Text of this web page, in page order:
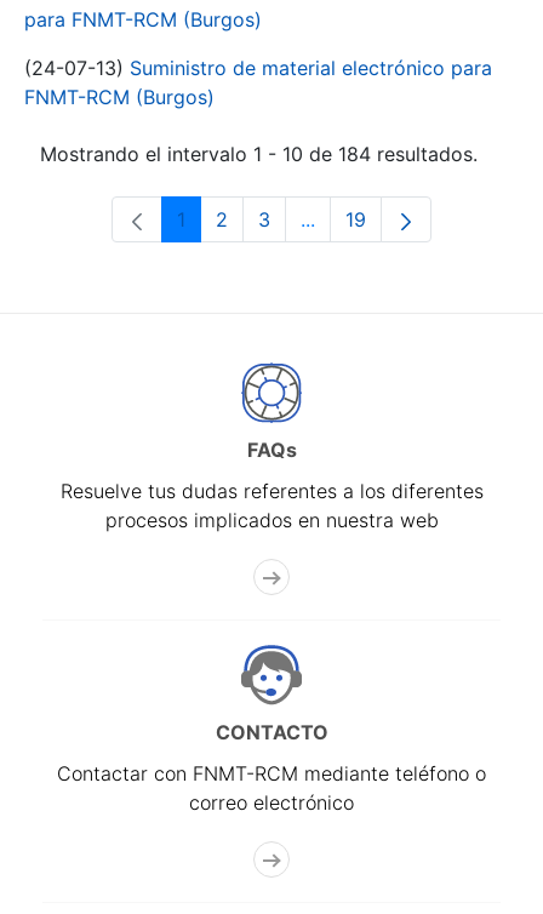
para FNMT-RCM (Burgos)
(24-07-13) Suministro de material electrónico para
FNMT-RCM (Burgos)
Mostrando el intervalo 1 - 10 de 184 resultados.
Página
1 Página
2 Página
3 ...Páginas intermedias Use
Página
19
FAQs
Resuelve tus dudas referentes a los diferentes
procesos implicados en nuestra web
CONTACTO
Contactar con FNMT-RCM mediante teléfono o
correo electrónico